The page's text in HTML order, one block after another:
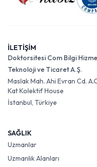
İLETİŞİM
Doktorsitesi Com Bilgi
Teknoloji ve Ticaret A.Ş.
Maslak Mah. Ahi Evran Cd.
Kat Kolektif House
İstanbul, Türkiye
SAĞLIK
Uzmanlar
Uzmanlık Alanları